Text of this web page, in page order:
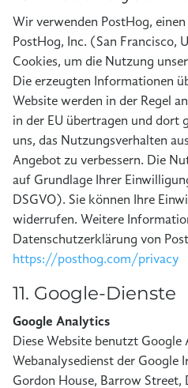
Wir verwenden PostHog,
PostHog, Inc. (San Francisco,
Cookies, um die Nutzung
Die erzeugten Informationen
Website werden in der Regel
in der EU übertragen und dort
uns, das Nutzungsverhalten
Angebot zu verbessern. Die
auf Grundlage Ihrer
DSGVO). Sie können Ihre
widerrufen. Weitere
Datenschutzerklärung von
https://posthog.com/privacy
11. Google-Dienste
Google Analytics
Diese Website benutzt Google
Webanalysedienst der Google
Gordon House, Barrow Street,